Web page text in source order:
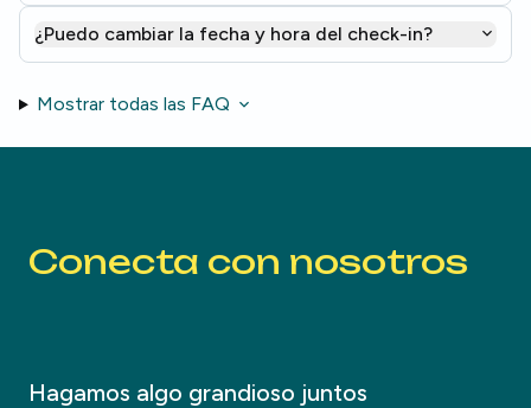
¿Puedo cambiar la fecha y hora del check-in?
Mostrar todas las FAQ
Conecta con nosotros
Hagamos algo grandioso juntos